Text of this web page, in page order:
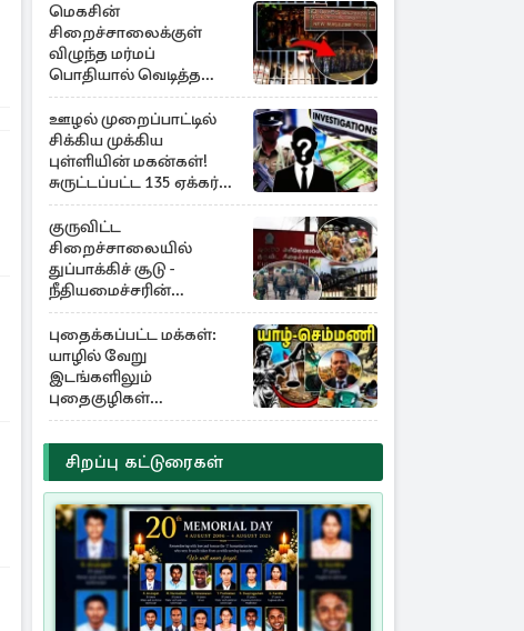
மெகசின்
சிறைச்சாலைக்குள்
விழுந்த மர்மப்
பொதியால் வெடித்த
மோதல் - ஒருவர் பலி :
பலர் காயம்
ஊழல் முறைப்பாட்டில்
சிக்கிய முக்கிய
புள்ளியின் மகன்கள்!
சுருட்டப்பட்ட 135 ஏக்கர்
தேயிலைத் தோட்டம்
குருவிட்ட
சிறைச்சாலையில்
துப்பாக்கிச் சூடு -
நீதியமைச்சரின்
அறிவிப்பு
புதைக்கப்பட்ட மக்கள்:
யாழில் வேறு
இடங்களிலும்
புதைகுழிகள்
இருக்கலாம்..!
எழுமாற்றாக அகழ்வு
சிறப்பு கட்டுரைகள்